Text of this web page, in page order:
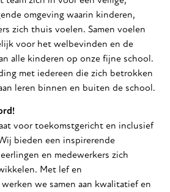
omgeving waarin kinderen,
zich thuis voelen. Samen voelen
voor het welbevinden en de
alle kinderen op onze fijne school.
met iedereen die zich betrokken
leren binnen en buiten de school.
voor toekomstgericht en inclusief
bieden een inspirerende
en medewerkers zich
Met lef en
we samen aan kwalitatief en